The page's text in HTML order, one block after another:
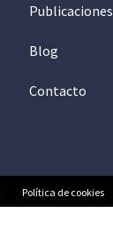
Publicaciones
Blog
Contacto
Política de cookies